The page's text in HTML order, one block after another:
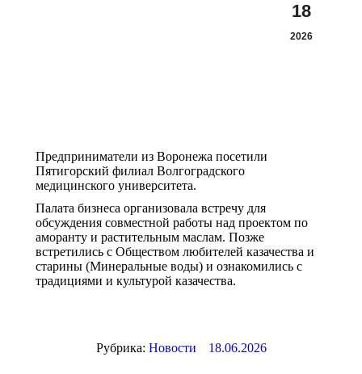
18
2026
Предприниматели из Воронежа посетили
Пятигорский филиал Волгоградского
медицинского университета.
Палата бизнеса организовала встречу для
обсуждения совместной работы над проектом по
аморанту и растительным маслам. Позже
встретились с Обществом любителей казачества и
старины (Минеральные воды) и ознакомились с
традициями и культурой казачества.
Рубрика: Новости 18.06.2026